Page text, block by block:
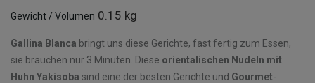
Gewicht / Volumen 0.15 kg
Gallina Blanca bringt uns diese Gerichte, fast fertig zum Essen,
sie brauchen nur 3 Minuten. Diese orientalischen Nudeln mit
Huhn Yakisoba sind eine der besten Gerichte und Gourmet-